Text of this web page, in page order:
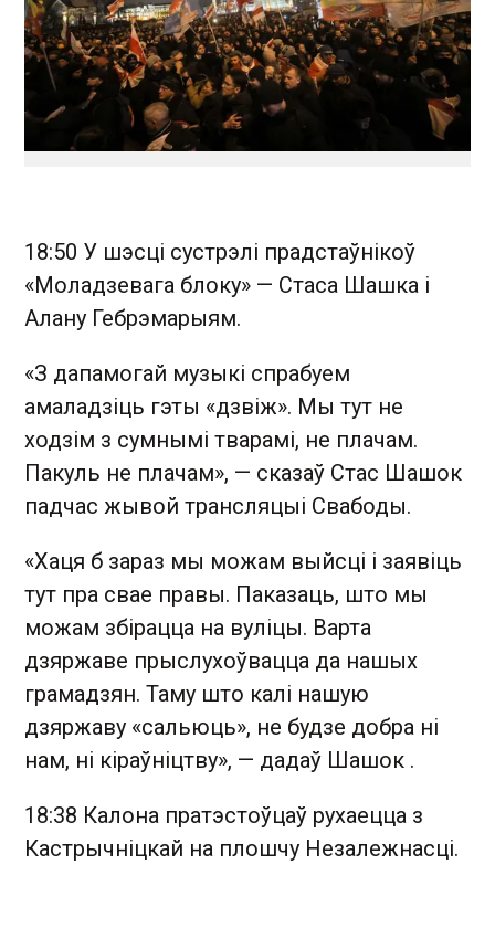
18:50 У шэсці сустрэлі прадстаўнікоў
«Моладзевага блоку» — Стаса Шашка і
Алану Гебрэмарыям.
«З дапамогай музыкі спрабуем
амаладзіць гэты «дзвіж». Мы тут не
ходзім з сумнымі тварамі, не плачам.
Пакуль не плачам», — сказаў Стас Шашок
падчас жывой трансляцыі Свабоды.
«Хаця б зараз мы можам выйсці і заявіць
тут пра свае правы. Паказаць, што мы
можам збірацца на вуліцы. Варта
дзяржаве прыслухоўвацца да нашых
грамадзян. Таму што калі нашую
дзяржаву «сальюць», не будзе добра ні
нам, ні кіраўніцтву», — дадаў Шашок .
18:38 Калона пратэстоўцаў рухаецца з
Кастрычніцкай на плошчу Незалежнасці.